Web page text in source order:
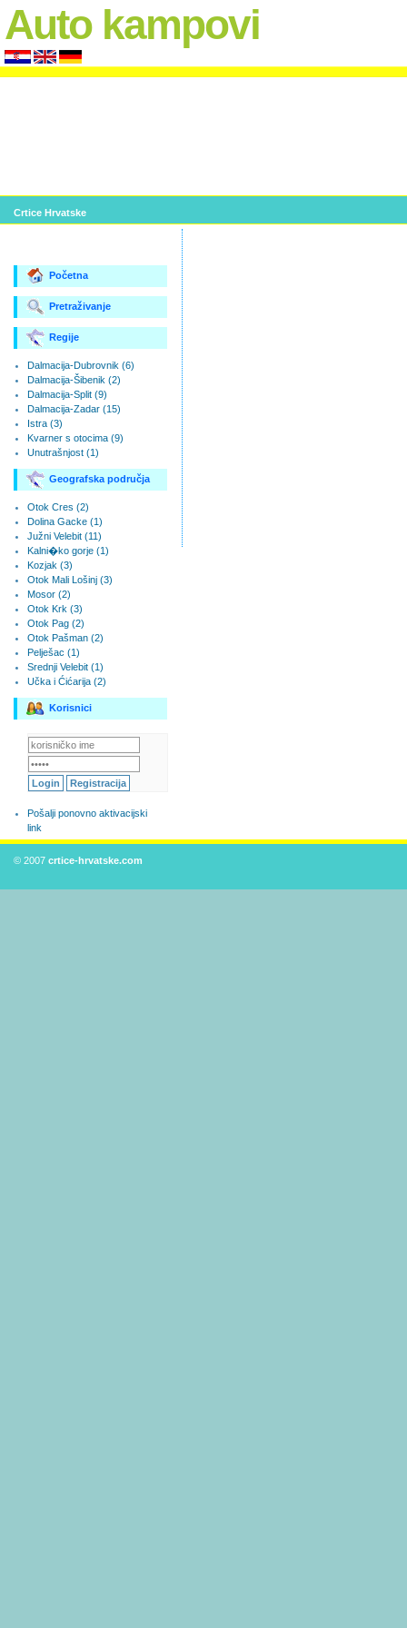
Auto kampovi
Crtice Hrvatske
Početna
Pretraživanje
Regije
Dalmacija-Dubrovnik (6)
Dalmacija-Šibenik (2)
Dalmacija-Split (9)
Dalmacija-Zadar (15)
Istra (3)
Kvarner s otocima (9)
Unutrašnjost (1)
Geografska područja
Otok Cres (2)
Dolina Gacke (1)
Južni Velebit (11)
Kalni�ko gorje (1)
Kozjak (3)
Otok Mali Lošinj (3)
Mosor (2)
Otok Krk (3)
Otok Pag (2)
Otok Pašman (2)
Pelješac (1)
Srednji Velebit (1)
Učka i Ćićarija (2)
Korisnici
Pošalji ponovno aktivacijski
link
© 2007 crtice-hrvatske.com